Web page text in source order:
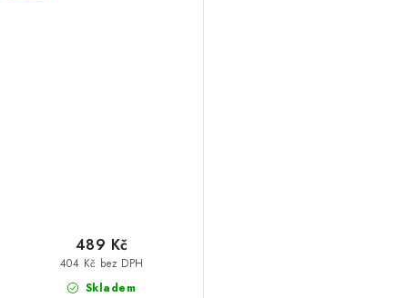
Skladem
404 Kč bez DPH
489 Kč